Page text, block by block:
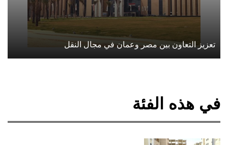
تعزيز التعاون بين مصر وعمان في مجال النقل
في هذه الفئة